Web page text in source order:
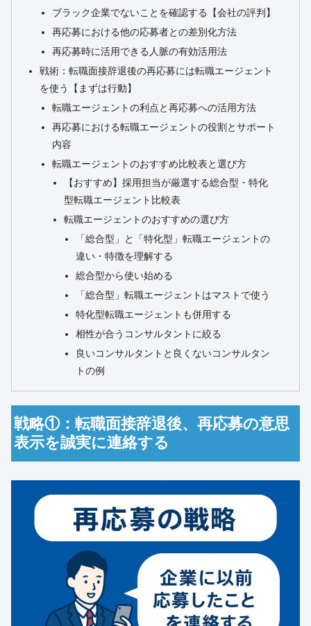
ブラック企業でないことを確認する【会社の評判】
再応募における他の応募者との差別化方法
再応募時に活用できる人脈の有効活用法
戦術：転職面接辞退後の再応募には転職エージェント
を使う【まずは行動】
転職エージェントの利点と再応募への活用方法
再応募における転職エージェントの役割とサポート
内容
転職エージェントのおすすめ比較表と選び方
【おすすめ】採用担当が厳選する総合型・特化
型転職エージェント比較表
転職エージェントのおすすめの選び方
「総合型」と「特化型」転職エージェントの
違い・特徴を理解する
総合型から使い始める
「総合型」転職エージェントはマストで使う
特化型転職エージェントも併用する
相性が合うコンサルタントに絞る
良いコンサルタントと良くないコンサルタン
トの例
戦略①：転職面接辞退後、再応募の意思
表示を誠実に連絡する